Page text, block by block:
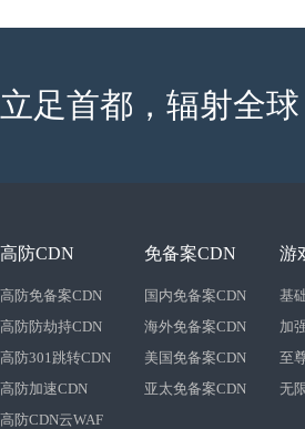
立足首都，辐射全
高防CDN
高防免备案CDN
高防防劫持CDN
高防301跳转CDN
高防加速CDN
高防CDN云WAF
免备案CDN
国内免备案CDN
海外免备案CDN
美国免备案CDN
亚太免备案CDN
游
基
加
至
无